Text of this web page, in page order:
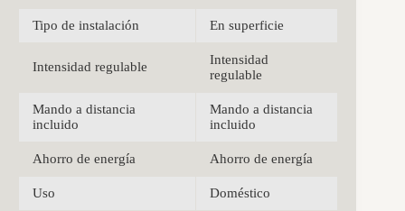
Tipo de instalación En superficie
Intensidad regulable
Intensidad
regulable
Mando a distancia
incluido
Mando a distancia
incluido
Ahorro de energía Ahorro de energía
Uso Doméstico